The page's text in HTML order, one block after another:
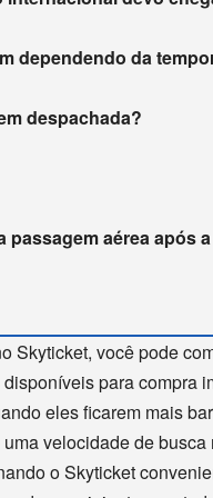
dependendo da
despachada?
aérea após
Skyticket, você pode
para compra
eles ficarem mais
velocidade de
o Skyticket